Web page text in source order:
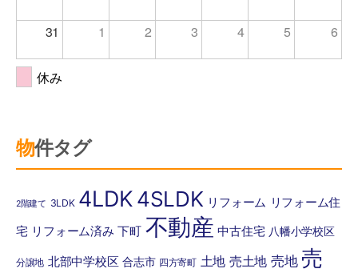
31 1 2 3 4 5 6
休み
物件タグ
2階建て 3LDK 4LDK4SLDK リフォーム リフォーム住
宅 リフォーム済み 下町 不動産 中古住宅 八幡小学校区
分譲地 北部中学校区 合志市 四方寄町 土地 売土地 売地 売